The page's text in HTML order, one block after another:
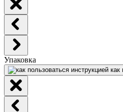
Упаковка
как